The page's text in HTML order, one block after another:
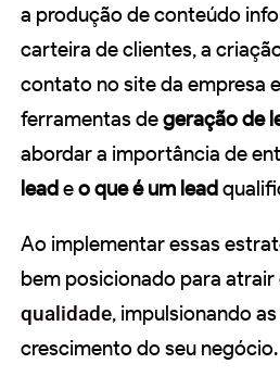
a produção de conteúdo
carteira de clientes, a
contato no site da empresa
ferramentas degeração de
abordar a importância de
leadeo que é um lead
Ao implementar essas
bem posicionado para
qualidade, impulsionando
crescimento do seu negócio.